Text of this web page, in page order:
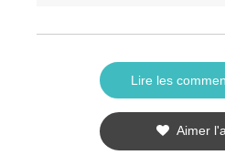
Lire les
Aimer